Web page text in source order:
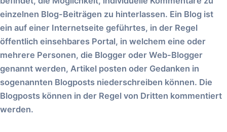
einzelnen Blog-Beiträgen zu hinterlassen. Ein Blog ist
ein auf einer Internetseite geführtes, in der Regel
öffentlich einsehbares Portal, in welchem eine oder
mehrere Personen, die Blogger oder Web-Blogger
genannt werden, Artikel posten oder Gedanken in
sogenannten Blogposts niederschreiben können. Die
Blogposts können in der Regel von Dritten kommentiert
werden.